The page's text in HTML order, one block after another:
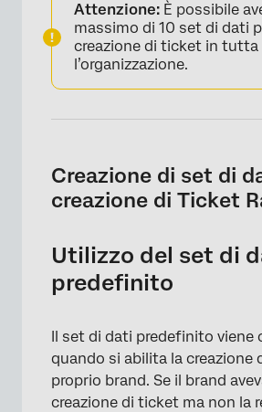
Attenzione: È possibile
massimo di 10 set di dati
creazione di ticket in tutta
l’organizzazione.
Creazione di set di
creazione di Ticket
Utilizzo del set di
predefinito
Il set di dati predefinito viene
quando si abilita la creazione
proprio brand. Se il brand
creazione di ticket ma non la